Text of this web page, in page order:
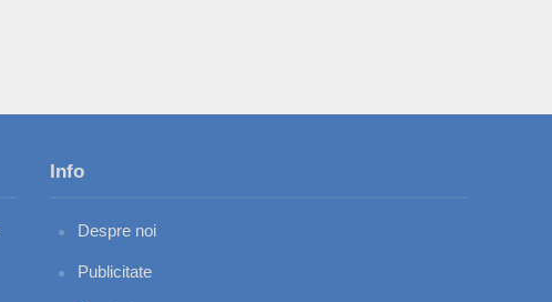
Info
Despre noi
Publicitate